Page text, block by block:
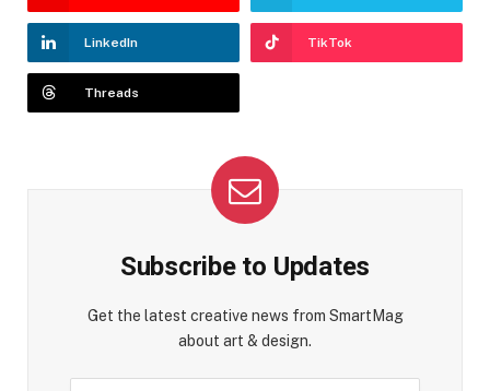
LinkedIn TikTok
Threads
Subscribe to Updates
Get the latest creative news from SmartMag
about art & design.